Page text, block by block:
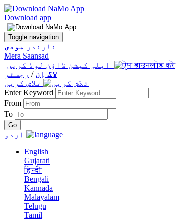
Download app
Toggle navigation
نارندر
مودی
Mera Saansad
اپلی کیشن ڈاؤن لوڈ کریں
لاگ اِن / رجسٹر
Enter Keyword
From
To
English
Gujarati
हिन्दी
Bengali
Kannada
Malayalam
Telugu
Tamil